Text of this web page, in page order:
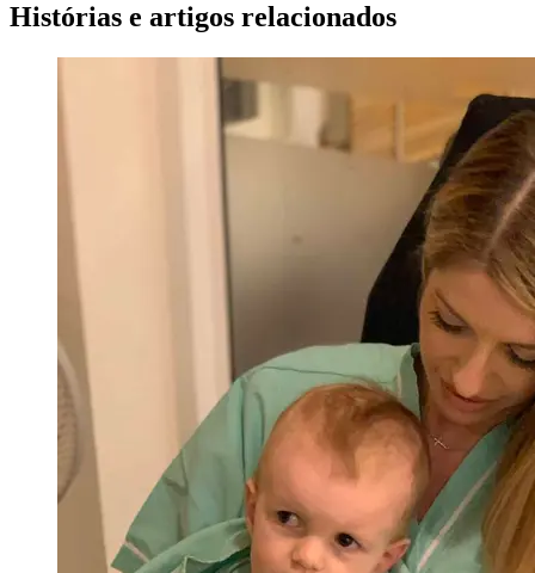
Histórias e artigos relacionados